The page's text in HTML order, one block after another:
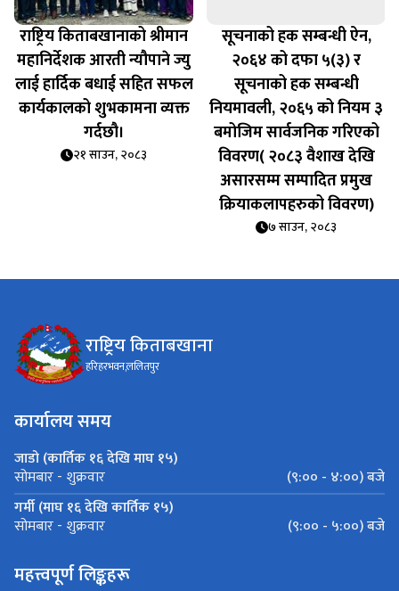
राष्ट्रिय किताबखानाको श्रीमान
महानिर्देशक आरती न्यौपाने ज्यु
लाई हार्दिक बधाई सहित सफल
कार्यकालको शुभकामना व्यक्त
गर्दछौ।
२१ साउन, २०८३
सूचनाको हक सम्बन्धी ऐन,
२०६४ को दफा ५(३) र
सूचनाको हक सम्बन्धी
नियमावली, २०६५ को नियम ३
बमोजिम सार्वजनिक गरिएको
विवरण( २०८३ वैशाख देखि
असारसम्म सम्पादित प्रमुख
क्रियाकलापहरुको विवरण)
७ साउन, २०८३
राष्ट्रिय किताबखाना
हरिहरभवन,ललितपुर
कार्यालय समय
जाडो (कार्तिक १६ देखि माघ १५)
सोमबार - शुक्रवार
(९:०० - ४:००) बजे
गर्मी (माघ १६ देखि कार्तिक १५)
सोमबार - शुक्रवार (९:०० - ५:००) बजे
महत्त्वपूर्ण लिङ्कहरू